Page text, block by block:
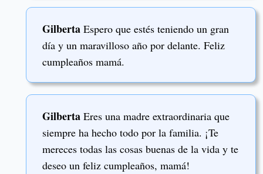
Gilberta Espero que estés teniendo un gran
día y un maravilloso año por delante. Feliz
cumpleaños mamá.
Gilberta Eres una madre extraordinaria que
siempre ha hecho todo por la familia. ¡Te
mereces todas las cosas buenas de la vida y te
deseo un feliz cumpleaños, mamá!